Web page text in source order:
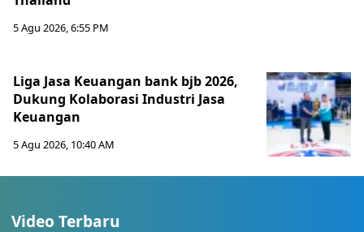
5 Agu 2026, 6:55 PM
Liga Jasa Keuangan bank bjb 2026,
Dukung Kolaborasi Industri Jasa
Keuangan
5 Agu 2026, 10:40 AM
Video Terbaru